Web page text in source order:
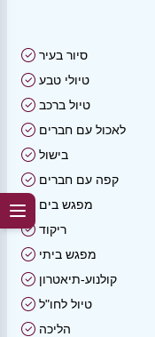
סיור בעיר
טיולי טבע
טיול ברכב
לאכול עם חברים
בישול
קפה עם חברים
מפגש בים
ריקוד
מפגש ביתי
קולנוע-תיאטרון
טיול לחו"ל
הליכה